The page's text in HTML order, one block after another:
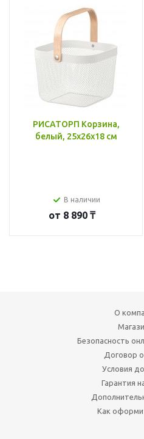
РИСАТОРП Корзина,
белый, 25x26x18 см
В наличии
от 8 890 ₸
О
Безопасность
Договор
Условия
Гарантия
Как